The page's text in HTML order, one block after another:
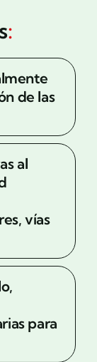
:
de las
al
vías
para